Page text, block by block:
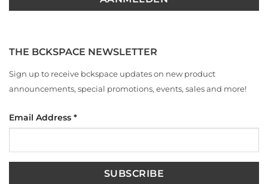
THE BCKSPACE NEWSLETTER
Sign up to receive bckspace updates on new product
announcements, special promotions, events, sales and more!
Email Address *